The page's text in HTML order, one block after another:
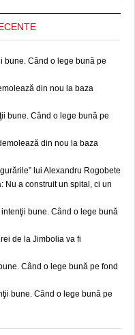
bune. Când o lege bună pe
din nou la baza
bune. Când o lege bună pe
din nou la baza
lui Alexandru Rogobete
Nu a construit un spital, ci un
bune. Când o lege bună
de la Jimbolia va fi
Când o lege bună pe fond
bune. Când o lege bună pe